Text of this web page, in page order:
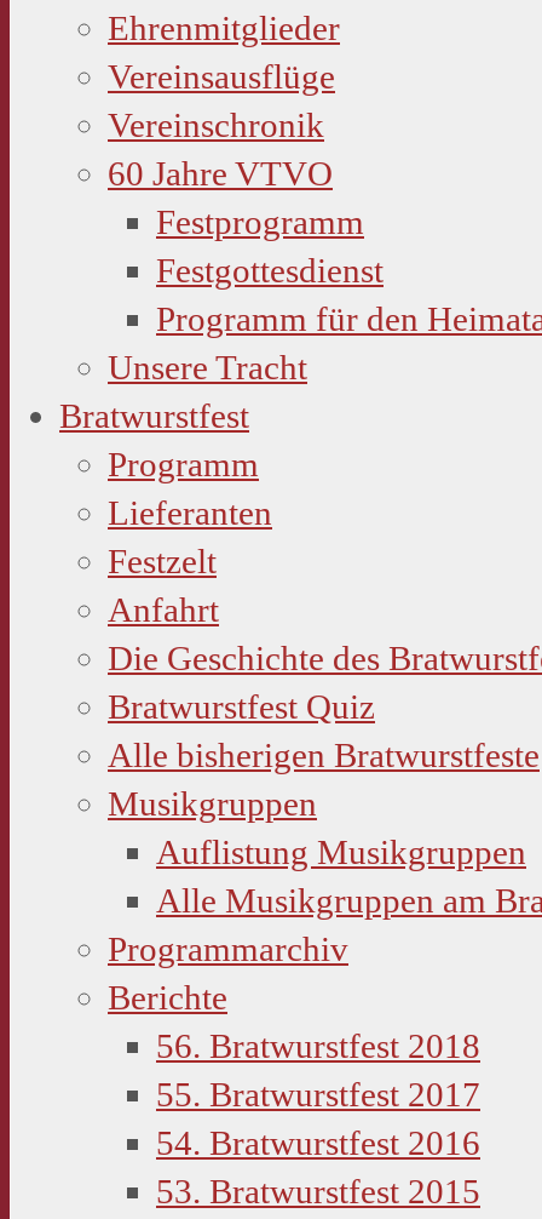
Ehrenmitglieder
Vereinsausflüge
Vereinschronik
60 Jahre VTVO
Festprogramm
Festgottesdienst
Programm für den
Unsere Tracht
Bratwurstfest
Programm
Lieferanten
Festzelt
Anfahrt
Die Geschichte des
Bratwurstfest Quiz
Alle bisherigen Bratwurstfeste
Musikgruppen
Auflistung Musikgruppen
Alle Musikgruppen am
Programmarchiv
Berichte
56. Bratwurstfest 2018
55. Bratwurstfest 2017
54. Bratwurstfest 2016
53. Bratwurstfest 2015